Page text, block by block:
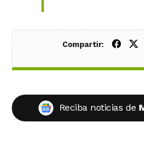
Compartir:
Reciba noticias de